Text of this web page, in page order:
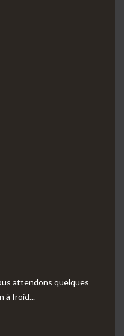
attendons quelques
à froid...